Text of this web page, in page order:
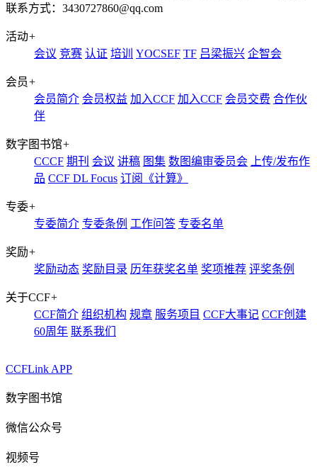
联系方式：3430727860@qq.com
活动+
会议 竞赛 认证 培训 YOCSEF TF 吕梁振兴 企智会
会员+
会员简介 会员权益 加入CCF 加入CCF 会员交费 合作伙
伴
数字图书馆+
CCCF 期刊 会议 讲稿 图集 数图编审委员会
上传/发布作
品 CCF DL Focus 订阅《计算》
专委+
专委简介 专委条例 工作问答 专委名单
奖励+
奖励动态 奖励目录 历年获奖名单 奖项推荐 评奖条例
关于CCF+
CCF简介 组织机构 规章 服务项目 CCF大事记 CCF创建
60周年 联系我们
CCFLink APP
数字图书馆
微信公众号
视频号